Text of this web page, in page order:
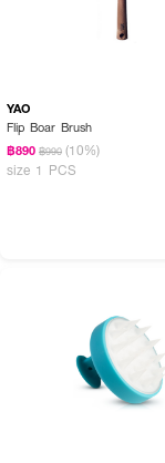
YAO
Flip Boar Brush
฿890 ฿990 (10%)
size 1 PCS